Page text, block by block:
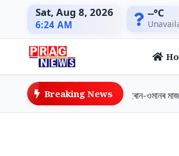
Sat, Aug 8, 2026
6:24 AM
--°C
Breaking News
শীঘ্ৰেই মুকলি হ’ব হৰমুজ প্রণালী; ইৰান-ওমানৰ মাজত